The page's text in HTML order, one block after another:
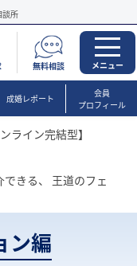
談所
無料相談 メニュー
成婚レポート
会員
プロフィール
ライン完結型】
きる、 王道のフェ
ン編